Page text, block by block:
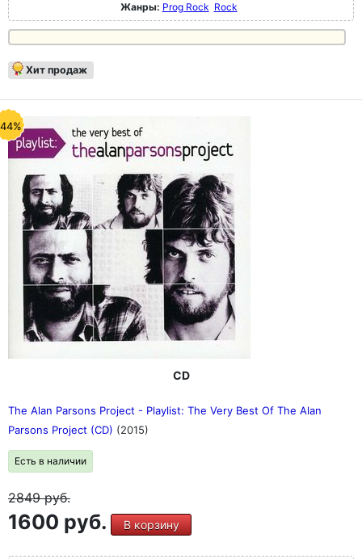
Жанры: Prog Rock Rock
Хит продаж
CD
The Alan Parsons Project - Playlist: The Very Best Of The Alan
Parsons Project (CD) (2015)
Есть в наличии
2849руб.
1600 руб. В корзину